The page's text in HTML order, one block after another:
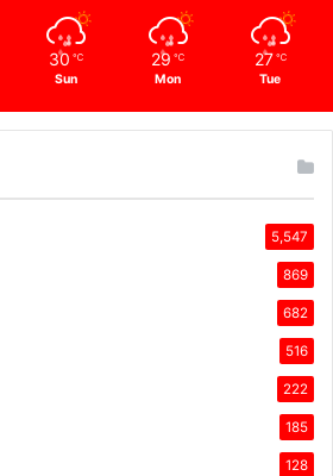
30 ℃
Sun
29 ℃
Mon
27 ℃
Tue
5,547
869
682
516
222
185
128